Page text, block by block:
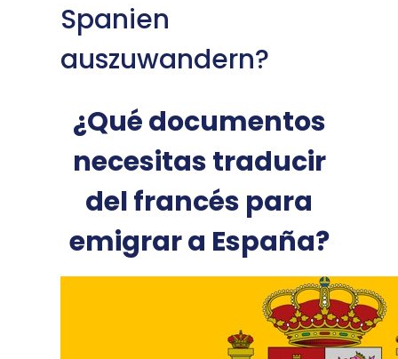
Spanien
auszuwandern?
¿Qué documentos
necesitas traducir
del francés para
emigrar a España?